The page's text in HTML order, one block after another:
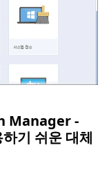
Manager -
기 쉬운 대체